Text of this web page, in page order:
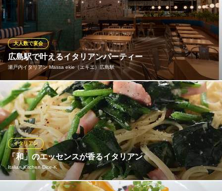
す。違いは食材のグレードで、お皿の数は若干変わります。厳選
した食材を全国各地から取り寄せ心を込めて調理いたします。
『見て楽しく、食べて美味しく』をモットーに愉しんで下さい。
苦手な物やアレルギー食材等がありましたらお気軽にお申し付つ
けください。
Ricetta Miyagawa Ristrante（リチェッタミヤガワリストラ
ンテ）
四季を楽しむイタリアン
広電本線銀山町駅 徒歩3分
広島県広島市中区幟町8-5 1F
広島駅で叶えるイタリアンパーティー
瀬戸内イタリアン Massa ekie（エキエ）広島駅
大人数で宴会
大人数でワイワイ盛り上がるなら、堅苦しいお店より、陽気なイ
タリアンバルはいかがですか？ 「瀬戸内イタリアン Massa」は、
広々としたテーブル席で、美味しい瀬戸内グルメを囲むパーティ
ーに最適です！
瀬戸内イタリアン Massa ekie（エキエ）広島駅
瀬戸内イタリアンを堪能
ＪＲ広島駅 徒歩2分
広島県広島市南区松原町1-2 ekie1F
「和」のエッセンスが香るイタリアン
Italian Kitchen Dice‐K
イタリアン